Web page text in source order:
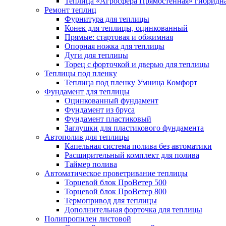
Ремонт теплиц
Фурнитура для теплицы
Конек для теплицы, оцинкованный
Прямые: стартовая и обжимная
Опорная ножка для теплицы
Дуги для теплицы
Торец с форточкой и дверью для теплицы
Теплицы под пленку
Теплица под пленку Умница Комфорт
Фундамент для теплицы
Оцинкованный фундамент
Фундамент из бруса
Фундамент пластиковый
Заглушки для пластикового фундамента
Автополив для теплицы
Капельная система полива без автоматики
Расширительный комплект для полива
Таймер полива
Автоматическое проветривание теплицы
Торцевой блок ПроВетер 500
Торцевой блок ПроВетер 800
Термопривод для теплицы
Дополнительная форточка для теплицы
Полипропилен листовой